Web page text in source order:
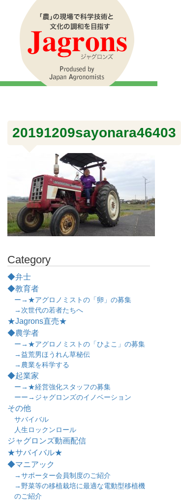
20191209sayonara46403
Category
◆弁士
◆教育者
ー→★アグロノミストの「卵」の募集
→次世代の若者たちへ
★Jagrons直売★
◆農学者
ー→★アグロノミストの「ひよこ」の募集
→益荒男ほうれん草秘伝
→農業を科学する
◆起業家
ー→★経営強化スタッフの募集
ーー→ジャグロンズのイノベーション
その他
サバイバル
人生ロックンロール
ジャグロンズ動画配信
★サバイバル★
◆マニアック
→サポーター会員制度のご紹介
→野菜等の移植栽培に最適な電動型移植機
のご紹介